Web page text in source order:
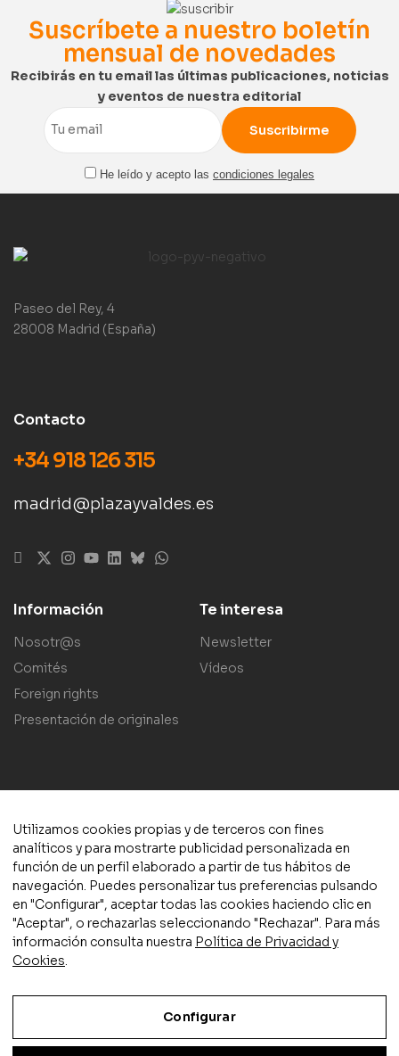
Suscríbete a nuestro boletín
mensual de novedades
Recibirás en tu email las últimas publicaciones, noticias
y eventos de nuestra editorial
Email
He leído y acepto las condiciones legales
Paseo del Rey, 4
28008 Madrid (España)
Contacto
+34 918 126 315
madrid@plazayvaldes.es
Información
Nosotr@s
Comités
Foreign rights
Presentación de originales
Te interesa
Newsletter
Vídeos
© 2025 Plaza y Valdés S.L.Aviso legal |Política de privacidad
y cookies|Condiciones de compra |Accesibilidad
Actividad subvencionada por el Ministerio de Cultura y Deporte
Utilizamos cookies propias y de terceros con fines
analíticos y para mostrarte publicidad personalizada en
función de un perfil elaborado a partir de tus hábitos de
navegación. Puedes personalizar tus preferencias pulsando
en "Configurar", aceptar todas las cookies haciendo clic en
"Aceptar", o rechazarlas seleccionando "Rechazar". Para más
información consulta nuestra Política de Privacidad y
Cookies.
Configurar